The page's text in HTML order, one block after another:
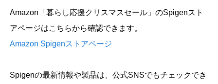
Amazon「暮らし応援クリスマスセール」のSpigenスト
アページはこちらから確認できます。
Amazon Spigenストアページ
Spigenの最新情報や製品は、公式SNSでもチェックでき